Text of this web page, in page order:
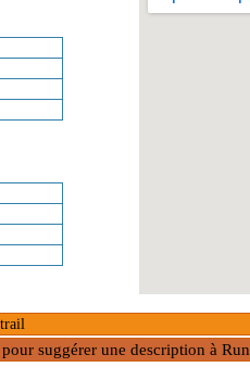
suggérer une description à